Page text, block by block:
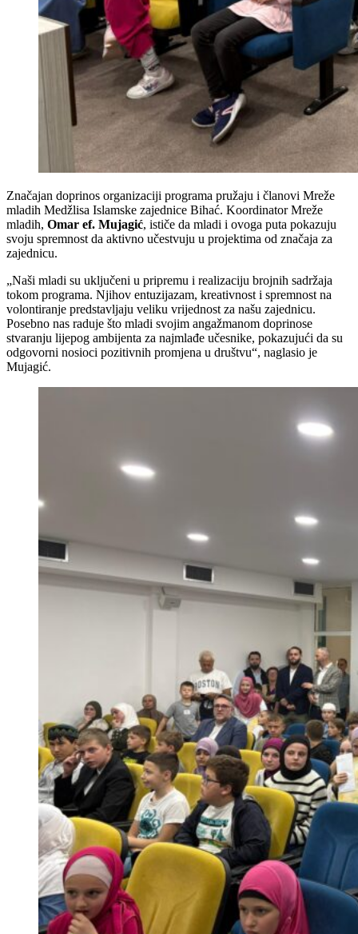
Značajan doprinos organizaciji programa pružaju i članovi Mreže
mladih Medžlisa Islamske zajednice Bihać. Koordinator Mreže
mladih, Omar ef. Mujagić, ističe da mladi i ovoga puta pokazuju
svoju spremnost da aktivno učestvuju u projektima od značaja za
zajednicu.
„Naši mladi su uključeni u pripremu i realizaciju brojnih sadržaja
tokom programa. Njihov entuzijazam, kreativnost i spremnost na
volontiranje predstavljaju veliku vrijednost za našu zajednicu.
Posebno nas raduje što mladi svojim angažmanom doprinose
stvaranju lijepog ambijenta za najmlađe učesnike, pokazujući da su
odgovorni nosioci pozitivnih promjena u društvu“, naglasio je
Mujagić.